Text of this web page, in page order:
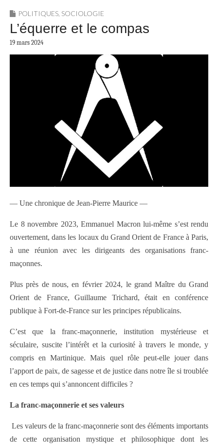
POLITIQUES SOCIOLOGIE
L’équerre et le compas
19 mars 2024
— Une chronique de Jean-Pierre Maurice —
Le 8 novembre 2023, Emmanuel Macron lui-même s’est rendu
ouvertement, dans les locaux du Grand Orient de France à Paris,
à une réunion avec les dirigeants des organisations franc-
maçonnes.
Plus près de nous, en février 2024, le grand Maître du Grand
Orient de France, Guillaume Trichard, était en conférence
publique à Fort-de-France sur les principes républicains.
C’est que la franc-maçonnerie, institution mystérieuse et
séculaire, suscite l’intérêt et la curiosité à travers le monde, y
compris en Martinique. Mais quel rôle peut-elle jouer dans
l’apport de paix, de sagesse et de justice dans notre île si troublée
en ces temps qui s’annoncent difficiles ?
La franc-maçonnerie et ses valeurs
Les valeurs de la franc-maçonnerie sont des éléments importants
de cette organisation mystique et philosophique dont les